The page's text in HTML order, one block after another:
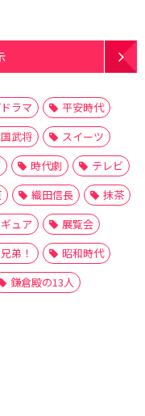
ラマ
平安時代
武将
スイーツ
時代劇
テレビ
織田信長
抹茶
ュア
展覧会
弟！
昭和時代
鎌倉殿の13人